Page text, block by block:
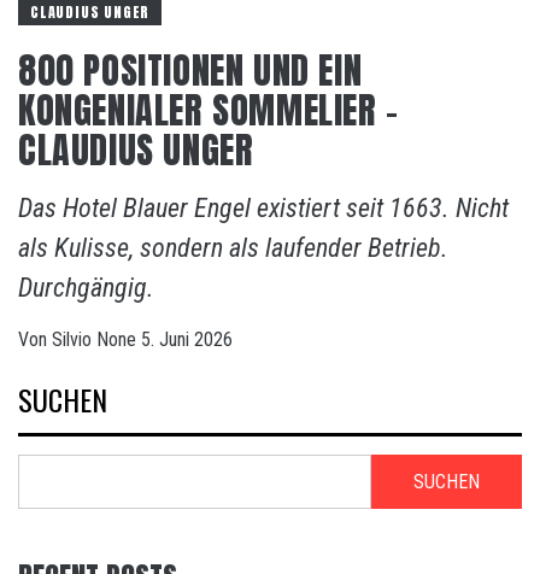
CLAUDIUS UNGER
800 POSITIONEN UND EIN
KONGENIALER SOMMELIER –
CLAUDIUS UNGER
Das Hotel Blauer Engel existiert seit 1663. Nicht
als Kulisse, sondern als laufender Betrieb.
Durchgängig.
Von Silvio None 5. Juni 2026
SUCHEN
SUCHEN